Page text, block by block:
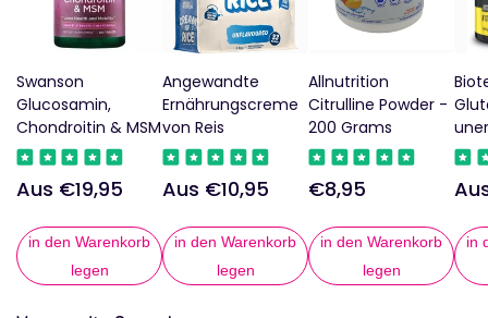
Swanson
Glucosamin,
Chondroitin & MSM
Regulärer
Aus €19,95
in den Warenkorb
legen
Angewandte
Ernährungscreme
von Reis
Regulärer
Aus €10,95
in den Warenkorb
legen
Allnutrition
Citrulline Powder -
200 Grams
Regulärer
€8,95
in den Warenkorb
legen
in